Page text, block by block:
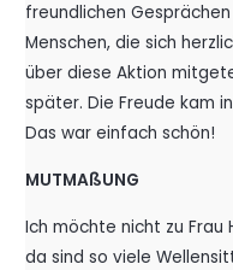
freundlichen
Menschen, die sich
über diese Aktion
später. Die Freude kam
Das war einfach schön!
MUTMAßUNG
Ich möchte nicht zu Frau
da sind so viele